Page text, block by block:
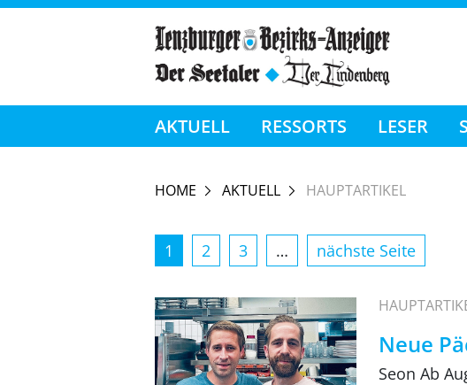
AKTUELL RESSORTS LESER
HOME AKTUELL HAUPTARTIKEL
1 2 3 … nächste Seite
Neue
Seon Ab